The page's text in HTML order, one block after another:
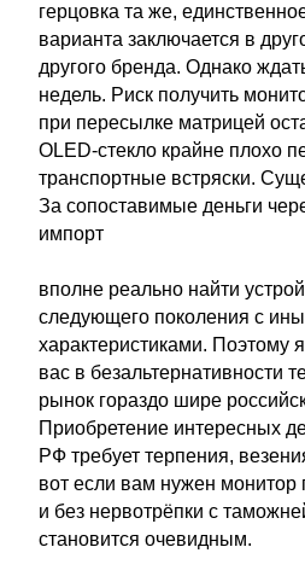
герцовка та же,
варианта заключается в
другого бренда. Однако
недель. Риск получить
при пересылке матрицей
OLED-стекло крайне плохо
транспортные встряски.
За сопоставимые деньги
импорт
вполне реально найти
следующего поколения с
характеристиками. Поэтому
вас в безальтернативности
рынок гораздо шире
Приобретение интересных
РФ требует терпения,
вот если вам нужен монитор
и без нервотрёпки с
становится очевидным.